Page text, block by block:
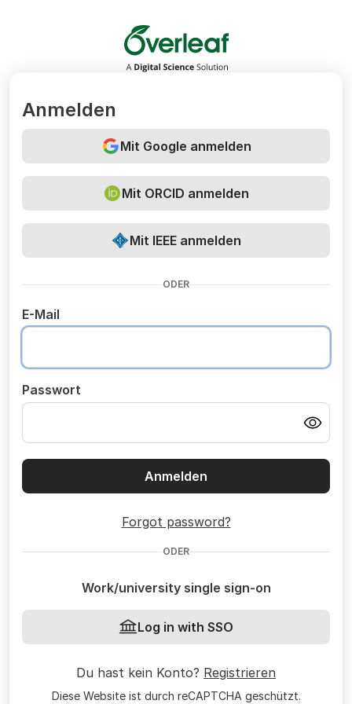
Overleaf
Anmelden
Mit Google anmelden
Mit ORCID anmelden
Mit IEEE anmelden
ODER
E-Mail
Passwort
Anmelden
Forgot password?
ODER
Work/university single sign-on
Log in with SSO
Du hast kein Konto? Registrieren
Diese Website ist durch reCAPTCHA geschützt.